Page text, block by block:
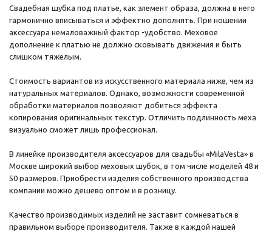
Свадебная шубка под платье, как элемент образа, должна в него
гармонично вписываться и эффектно дополнять. При ношении
аксессуара немаловажный фактор -удобство. Меховое
дополнение к платью не должно сковывать движения и быть
слишком тяжелым.
Стоимость вариантов из искусственного материала ниже, чем из
натуральных материалов. Однако, возможности современной
обработки материалов позволяют добиться эффекта
копирования оригинальных текстур. Отличить подлинность меха
визуально сможет лишь профессионал.
В линейке производителя аксессуаров для свадьбы «MilaVesta» в
Москве широкий выбор меховых шубок, в том числе моделей 48 и
50 размеров. Приобрести изделия собственного производства
компании можно дешево оптом и в розницу.
Качество производимых изделий не заставит сомневаться в
правильном выборе производителя. Также в каждой нашей